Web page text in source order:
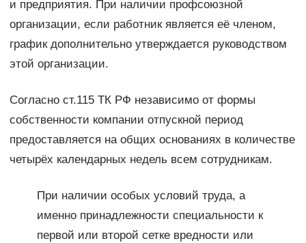
и предприятия. При наличии профсоюзной
организации, если работник является её членом,
график дополнительно утверждается руководством
этой организации.
Согласно ст.115 ТК РФ независимо от формы
собственности компании отпускной период
предоставляется на общих основаниях в количестве
четырёх календарных недель всем сотрудникам.
При наличии особых условий труда, а
именно принадлежности специальности к
первой или второй сетке вредности или